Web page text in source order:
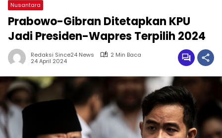
Nusantara
Prabowo-Gibran Ditetapkan KPU
Jadi Presiden-Wapres Terpilih 2024
Redaksi Since24 News
2 Min Baca
24 April 2024